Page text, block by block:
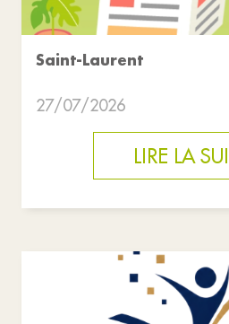
Saint-Laurent
27/07/2026
LIRE LA